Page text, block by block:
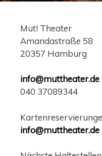
Mut! Theater
Amandastraße 58
20357 Hamburg
info@muttheater.de
040 37089344
info@muttheater.de